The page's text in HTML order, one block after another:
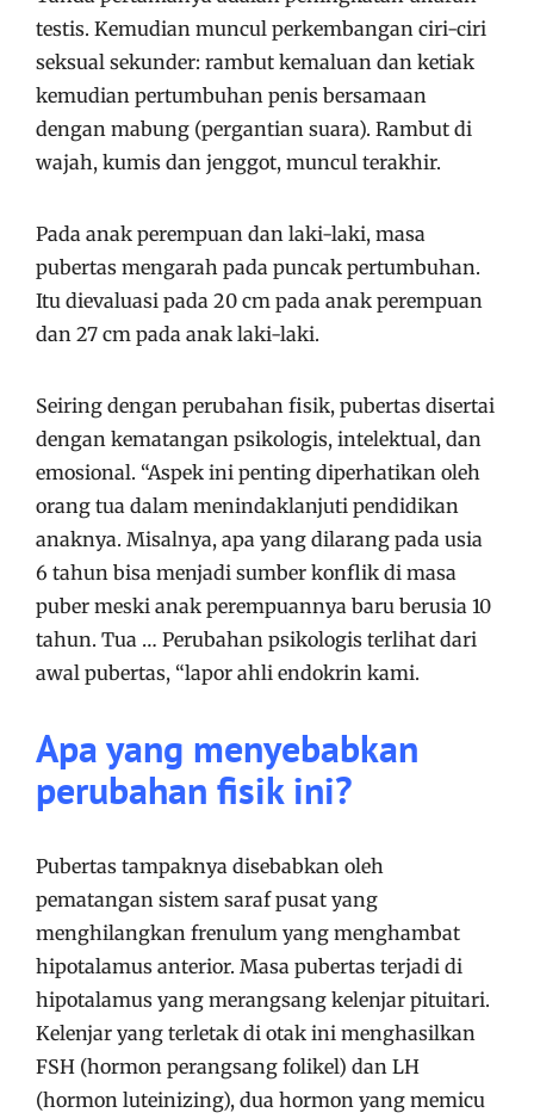
testis. Kemudian muncul perkembangan ciri-ciri
seksual sekunder: rambut kemaluan dan ketiak
kemudian pertumbuhan penis bersamaan
dengan mabung (pergantian suara). Rambut di
wajah, kumis dan jenggot, muncul terakhir.
Pada anak perempuan dan laki-laki, masa
pubertas mengarah pada puncak pertumbuhan.
Itu dievaluasi pada 20 cm pada anak perempuan
dan 27 cm pada anak laki-laki.
Seiring dengan perubahan fisik, pubertas disertai
dengan kematangan psikologis, intelektual, dan
emosional. “Aspek ini penting diperhatikan oleh
orang tua dalam menindaklanjuti pendidikan
anaknya. Misalnya, apa yang dilarang pada usia
6 tahun bisa menjadi sumber konflik di masa
puber meski anak perempuannya baru berusia 10
tahun. Tua … Perubahan psikologis terlihat dari
awal pubertas, “lapor ahli endokrin kami.
Apa yang menyebabkan
perubahan fisik ini?
Pubertas tampaknya disebabkan oleh
pematangan sistem saraf pusat yang
menghilangkan frenulum yang menghambat
hipotalamus anterior. Masa pubertas terjadi di
hipotalamus yang merangsang kelenjar pituitari.
Kelenjar yang terletak di otak ini menghasilkan
FSH (hormon perangsang folikel) dan LH
(hormon luteinizing), dua hormon yang memicu